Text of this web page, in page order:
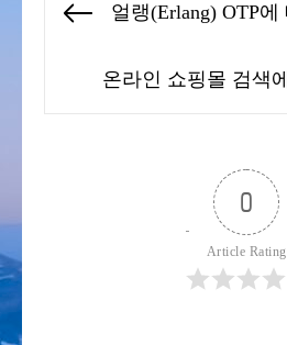
Previous
얼랭(Erlang) OTP
온라인 쇼핑몰 검색
0
Article Rating